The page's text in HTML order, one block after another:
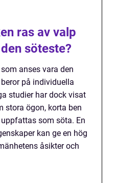
ras av valp
söteste?
anses vara den
på individuella
studier har dock visat
stora ögon, korta ben
som söta. En
kan ge en hög
åsikter och